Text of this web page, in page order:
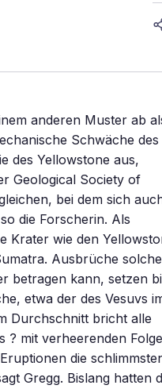
anderen Muster ab
Schwäche des
des Yellowstone aus,
Geological Society of
bei dem sich
die Forscherin. Als
Krater wie den
Ausbrüche
betragen kann, setzen
etwa der des Vesuvs
Durchschnitt bricht alle
? mit verheerenden
die
Gregg. Bislang hatten